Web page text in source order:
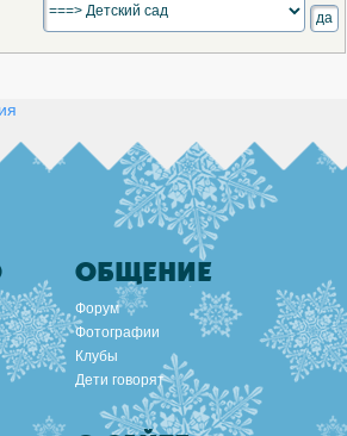
ОБЩЕНИЕ
Форум
Фотографии
Клубы
Дети говорят